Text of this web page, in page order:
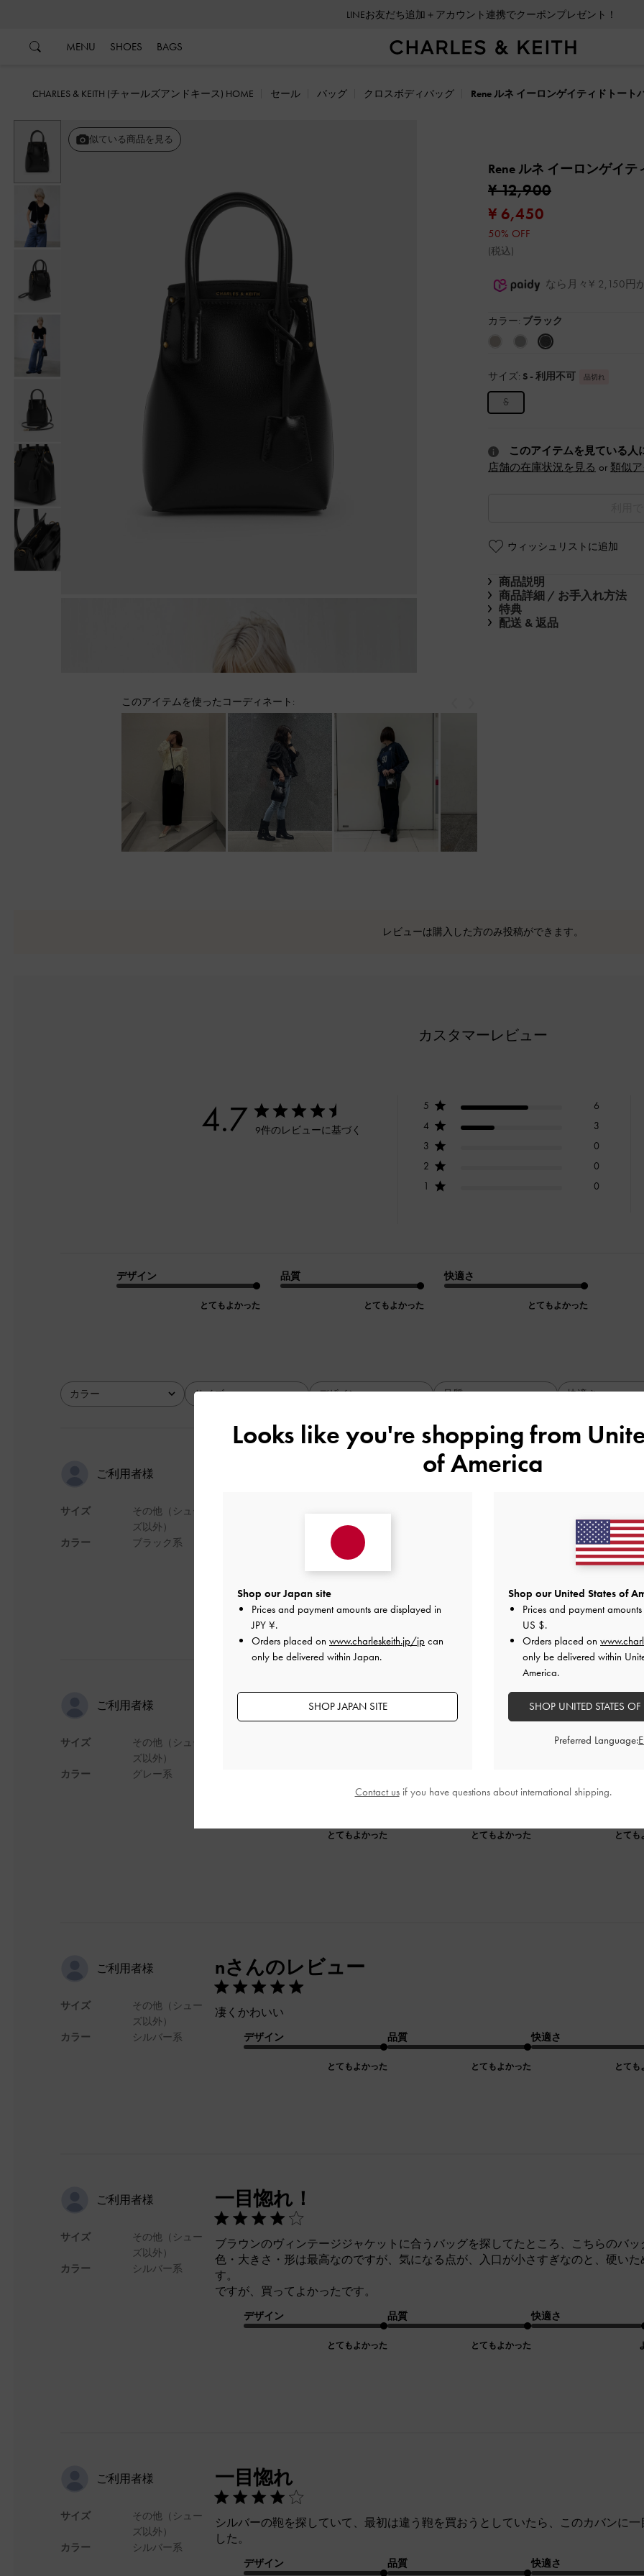
LINEお友だち追加＋アカウント連携でクーポンプレゼント！
MENU SHOES BAGS
CHARLES & KEITH (チャールズアンドキース) HOME セール バッグ クロスボディバッグ Rene ルネ イーロンゲイティドトート
似ている商品を見る
Rene ルネ イーロンゲイ
¥ 12,900
¥ 6,450
50% OFF
(税込)
なら月々¥ 2,150円
カラー: ブラック
サイズ: S - 利用不可 品切れ
S
このアイテムを見ている人
店舗の在庫状況を見る or 類似
ウィッシュリストに追加
商品説明
商品詳細 / お手入れ方法
特典
配送 & 返品
このアイテムを使ったコーディネート:
レビューは購入した方のみ投稿ができます。
カスタマーレビュー
4.7 9件のレビューに基づく
5
6
4
3
3
0
2
0
1
0
デザイン
とてもよかった
品質
とてもよかった
快適さ
とてもよかった
カラー
全て サイズ デザイン 品質 快適さ
ご利用者様
サイズ
カラー
その他（シュー
ズ以外）
ブラック系
とてもよかった
ご利用者様
サイズ
カラー
その他（シュー
ズ以外）
グレー系
可愛いけど
すっごく可愛いです。ロゴ部分が入ってるところも珍しく気に入っています。色
がとても小さいです。中に入れるものも限られてきます。私は荷物が少ない派な
とてもよかった とてもよかった とても
ご利用者様
サイズ
カラー
その他（シュー
ズ以外）
シルバー系
nさんのレビュー
凄くかわいい
デザイン
とてもよかった
品質
とてもよかった
快適さ
とても
ご利用者様
サイズ
カラー
その他（シュー
ズ以外）
シルバー系
一目惚れ！
ブラウンのヴィンテージジャケットに合うバッグを探してたところ、こちらのバッ
色・大きさ・形は最高なのですが、気になる点が、入口が小さすぎなのと、硬い
す。
ですが、買ってよかったです。
デザイン
とてもよかった
品質
とてもよかった
快適さ
ご利用者様
サイズ
カラー
その他（シュー
ズ以外）
シルバー系
一目惚れ
シルバーの鞄を探していて、最初は違う鞄を買おうとしていたら、このカバンに
した。
デザイン 品質 快適さ
Looks like you're shopping from
of America
Shop our Japan site
Prices and payment amounts are displayed in
JPY ¥.
Orders placed on www.charleskeith.jp/jp can
only be delivered within Japan.
SHOP JAPAN SITE
Shop our United States of
Prices and payment
US $.
Orders placed on
only be delivered within
America.
SHOP UNITED STATES
Preferred Language:
Contact usif you have questions about international shipping.